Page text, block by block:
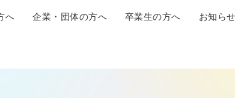
へ 企業・団体の方へ 卒業生の方へ お知らせ